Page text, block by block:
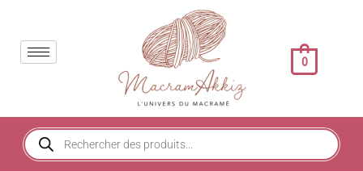
contenu
0
Recherche
de
produits